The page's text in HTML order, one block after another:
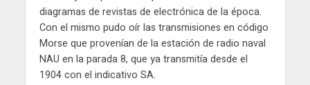
diagramas de revistas de electrónica de la época.
Con el mismo pudo oír las transmisiones en código
Morse que provenían de la estación de radio naval
NAU en la parada 8, que ya transmitía desde el
1904 con el indicativo SA.